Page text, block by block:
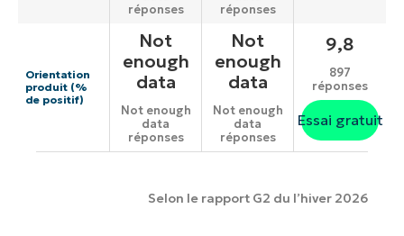
réponses
réponses
Orientation
produit (%
de positif)
Not
enough
data
Not enough
data
réponses
Not
enough
data
Not enough
data
réponses
9,8
897
réponses
Essai gratuit
Selon le rapport G2 du l’hiver 2026